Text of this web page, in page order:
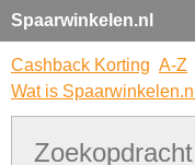
Spaarwinkelen.nl
Cashback Korting A-Z
Wat is Spaarwinkelen.nl